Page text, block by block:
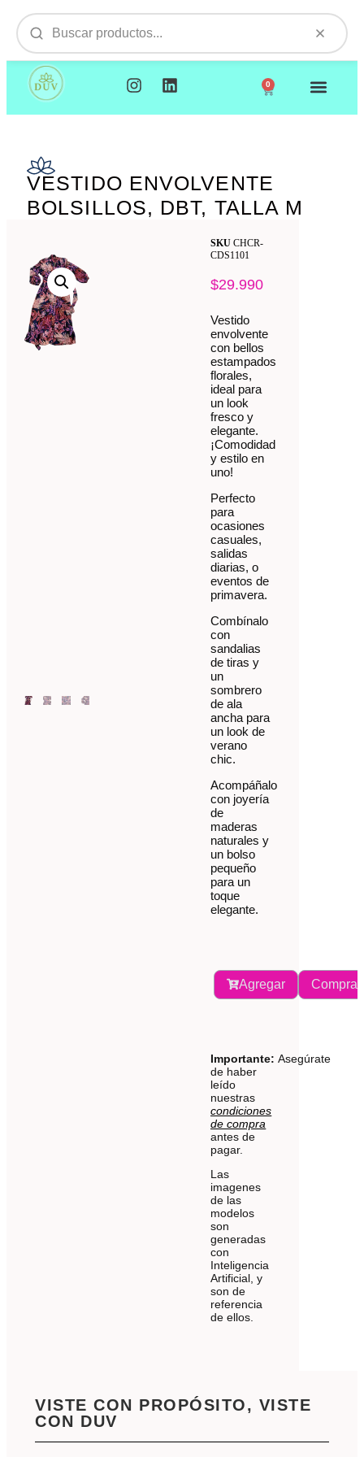
0
VESTIDO ENVOLVENTE
BOLSILLOS, DBT, TALLA M
SKUCHCR-
CDS1101
$29.990
Vestido
envolvente
con bellos
estampados
florales,
ideal para
un look
fresco y
elegante.
¡Comodidad
y estilo en
uno!
Perfecto
para
ocasiones
casuales,
salidas
diarias, o
eventos de
primavera.
Combínalo
con
sandalias
de tiras y
un
sombrero
de ala
ancha para
un look de
verano
chic.
Acompáñalo
con joyería
de
maderas
naturales y
un bolso
pequeño
para un
toque
elegante.
Agregar Comprar
Importante: Asegúrate
de haber
leído
nuestras
condiciones
de compra
antes de
pagar.
Las
imagenes
de las
modelos
son
generadas
con
Inteligencia
Artificial, y
son de
referencia
de ellos.
VISTE CON PROPÓSITO, VISTE
CON DUV